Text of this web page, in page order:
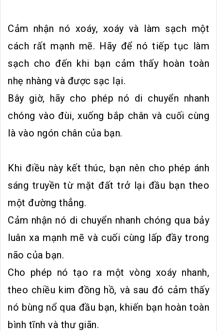
Cảm nhận nó xoáy, xoáy và làm sạch một
cách rất mạnh mẽ. Hãy để nó tiếp tục làm
sạch cho đến khi bạn cảm thấy hoàn toàn
nhẹ nhàng và được sạc lại.
Bây giờ, hãy cho phép nó di chuyển nhanh
chóng vào đùi, xuống bắp chân và cuối cùng
là vào ngón chân của bạn.
Khi điều này kết thúc, bạn nên cho phép ánh
sáng truyền từ mặt đất trở lại đầu bạn theo
một đường thẳng.
Cảm nhận nó di chuyển nhanh chóng qua bảy
luân xa mạnh mẽ và cuối cùng lấp đầy trong
não của bạn.
Cho phép nó tạo ra một vòng xoáy nhanh,
theo chiều kim đồng hồ, và sau đó cảm thấy
nó bùng nổ qua đầu bạn, khiến bạn hoàn toàn
bình tĩnh và thư giãn.